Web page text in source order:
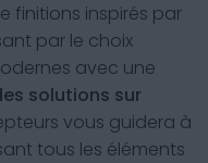
finitions inspirés par
par le choix
avec une
solutions sur
vous guidera à
tous les éléments